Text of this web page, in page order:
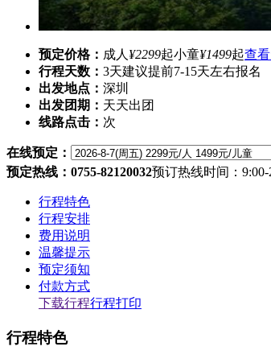
预定价格： 成人 ¥2299起小童¥1499起查
行程天数： 3天建议提前7-15天左右报名
出发地点： 深圳
出发团期： 天天出团
线路点击： 次
在线预定：
预定热线：0755-82120032预订热线时间：
行程特色
行程安排
费用说明
温馨提示
预定须知
付款方式
下载行程行程打印
行程特色